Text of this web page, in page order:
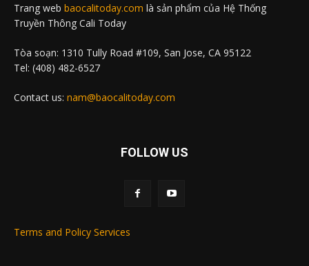
Trang web baocalitoday.com là sản phẩm của Hệ Thống
Truyền Thông Cali Today
Tòa soạn: 1310 Tully Road #109, San Jose, CA 95122
Tel: (408) 482-6527
Contact us: nam@baocalitoday.com
FOLLOW US
Terms and Policy Services